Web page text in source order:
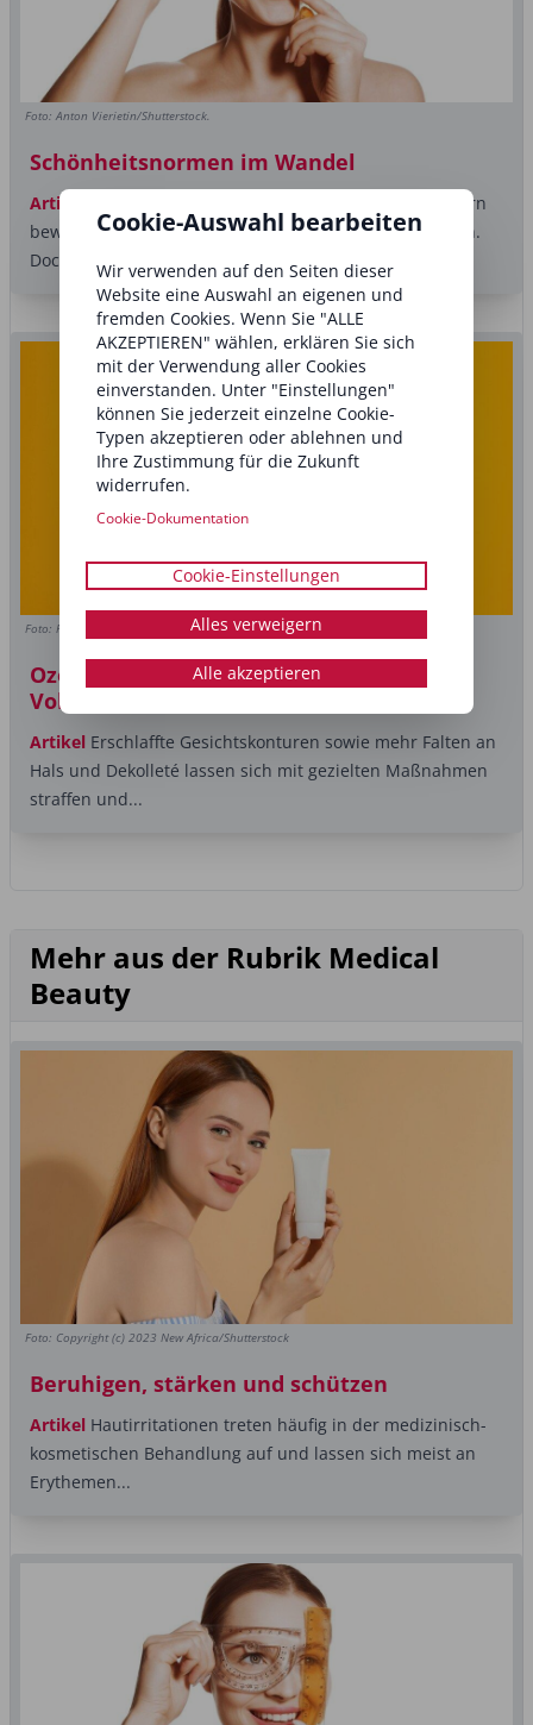
Foto: Anton Vierietin/Shutterstock.
Schönheitsnormen im Wandel
Artikel
Attraktivität entsteht nicht zufällig – unser Gehirn
bewertet Gesichter innerhalb von Sekundenbruchteilen.
Doch welche...
Foto: Roman Samborskyi/Shutterstock.com
Ozempic Face: Treatments für mehr
Volumen
Artikel Erschlaffte Gesichtskonturen sowie mehr Falten an
Hals und Dekolleté lassen sich mit gezielten Maßnahmen
straffen und...
Mehr aus der Rubrik Medical
Beauty
Foto: Copyright (c) 2023 New Africa/Shutterstock
Beruhigen, stärken und schützen
Artikel Hautirritationen treten häufig in der medizinisch-
kosmetischen Behandlung auf und lassen sich meist an
Erythemen...
Cookie-Auswahl bearbeiten
Wir verwenden auf den Seiten dieser
Website eine Auswahl an eigenen und
fremden Cookies. Wenn Sie "ALLE
AKZEPTIEREN" wählen, erklären Sie sich
mit der Verwendung aller Cookies
einverstanden. Unter "Einstellungen"
können Sie jederzeit einzelne Cookie-
Typen akzeptieren oder ablehnen und
Ihre Zustimmung für die Zukunft
widerrufen.
Cookie-Dokumentation
Cookie-Einstellungen
Alles verweigern
Alle akzeptieren